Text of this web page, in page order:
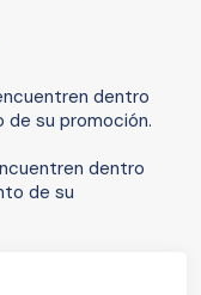
dentro
de su promoción.
dentro
de su